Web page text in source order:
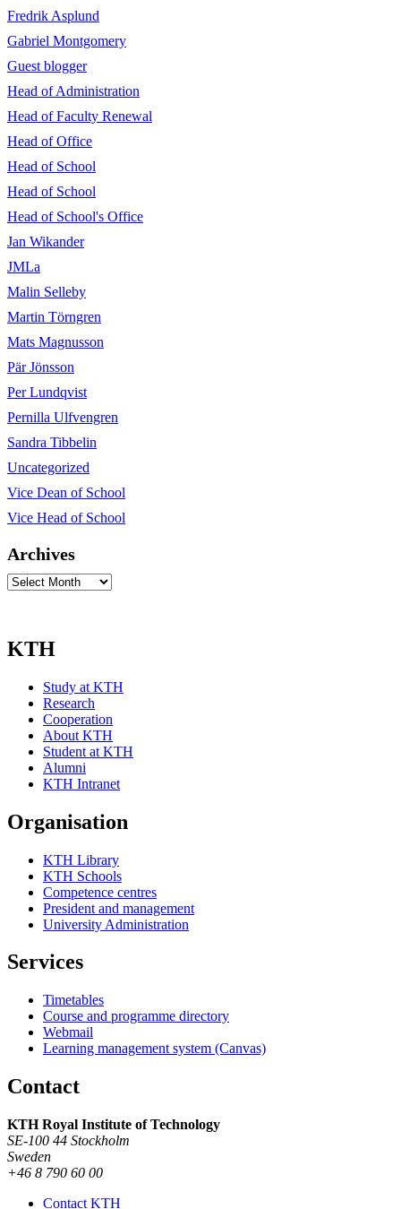
Fredrik Asplund
Gabriel Montgomery
Guest blogger
Head of Administration
Head of Faculty Renewal
Head of Office
Head of School
Head of School
Head of School's Office
Jan Wikander
JMLa
Malin Selleby
Martin Törngren
Mats Magnusson
Pär Jönsson
Per Lundqvist
Pernilla Ulfvengren
Sandra Tibbelin
Uncategorized
Vice Dean of School
Vice Head of School
Archives
Archives
KTH
Study at KTH
Research
Cooperation
About KTH
Student at KTH
Alumni
KTH Intranet
Organisation
KTH Library
KTH Schools
Competence centres
President and management
University Administration
Services
Timetables
Course and programme directory
Webmail
Learning management system (Canvas)
Contact
KTH Royal Institute of Technology
SE-100 44 Stockholm
Sweden
+46 8 790 60 00
Contact KTH